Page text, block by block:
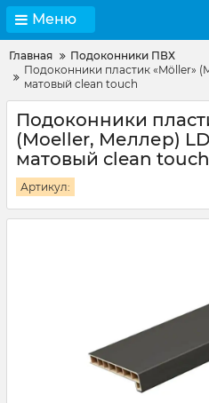
Меню
Главная
Подоконники ПВХ
Подоконники пластик «Möller»
матовый clean touch
Подоконники
(Moeller, Меллер)
матовый clean touch
Артикул: